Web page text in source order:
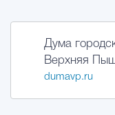
Дума
Верхняя
dumavp.ru